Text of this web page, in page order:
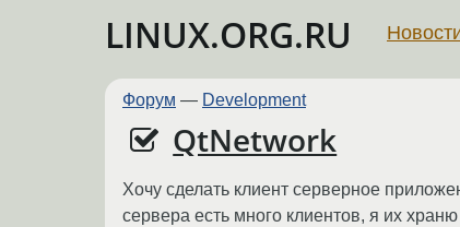
LINUX.ORG.RU
Форум — Development
QtNetwork
Хочу сделать клиент серверное
сервера есть много клиентов, я их